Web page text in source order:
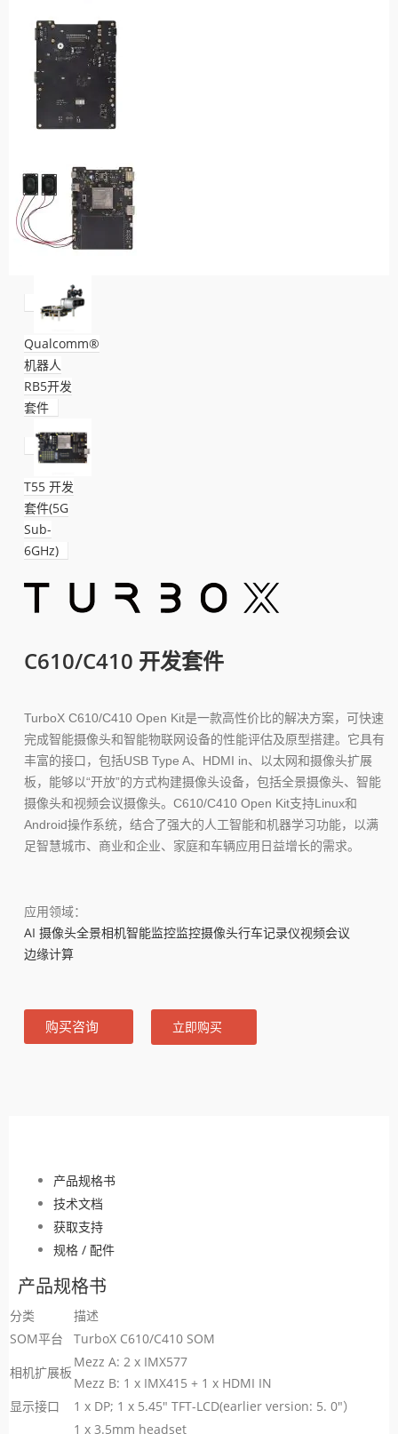
Qualcomm®
机器人
RB5开发
套件
T55 开发
套件(5G
Sub-
6GHz)
C610/C410 开发套件
TurboX C610/C410 Open Kit是一款高性价比的解决方案，可快速
完成智能摄像头和智能物联网设备的性能评估及原型搭建。它具有
丰富的接口，包括USB Type A、HDMI in、以太网和摄像头扩展
板，能够以“开放”的方式构建摄像头设备，包括全景摄像头、智能
摄像头和视频会议摄像头。C610/C410 Open Kit支持Linux和
Android操作系统，结合了强大的人工智能和机器学习功能，以满
足智慧城市、商业和企业、家庭和车辆应用日益增长的需求。
应用领域：
AI 摄像头全景相机智能监控监控摄像头行车记录仪视频会议
边缘计算
购买咨询 立即购买
产品规格书
技术文档
获取支持
规格 / 配件
产品规格书
分类
描述
SOM平台
TurboX C610/C410 SOM
相机扩展板
Mezz A: 2 x IMX577
Mezz B: 1 x IMX415 + 1 x HDMI IN
显示接口
1 x DP; 1 x 5.45" TFT-LCD(earlier version: 5. 0"）
1 x 3.5mm headset